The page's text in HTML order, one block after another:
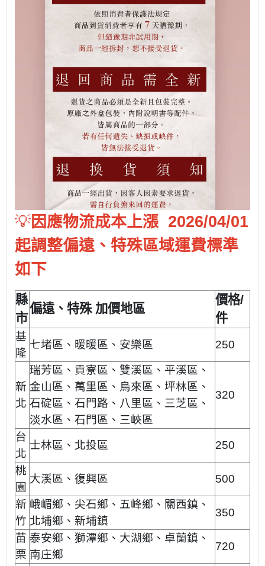
💡因應物流成本上漲 2026/04/01
起調整偏遠、特殊區域運費標準
如下
縣
市
偏遠、特殊 加價地區
價格/
件
基
隆
七堵區、暖暖區、安樂區 250
新
北
瑞芳區、貢寮區、雙溪區、平溪區、
金山區、萬里區、烏來區、坪林區、
石碇區、石門路、八里區、三芝區、
淡水區、石門區、三峽區
320
台
北
士林區、北投區 250
桃
園
大溪區、復興區 500
新
竹
峨嵋鄉、尖石鄉、五峰鄉、關西鎮、
北埔鄉、新埔鎮
350
苗
栗
泰安鄉、獅潭鄉、大湖鄉、卓蘭鎮、
南庄鄉
720